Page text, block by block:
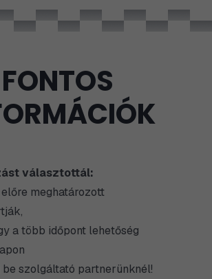
FONTOS
választottál:
meghatározott
a több időpont lehetőség
szolgáltató partnerünknél!